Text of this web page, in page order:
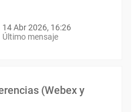
14 Abr 2026, 16:26
Último mensaje
(Webex y